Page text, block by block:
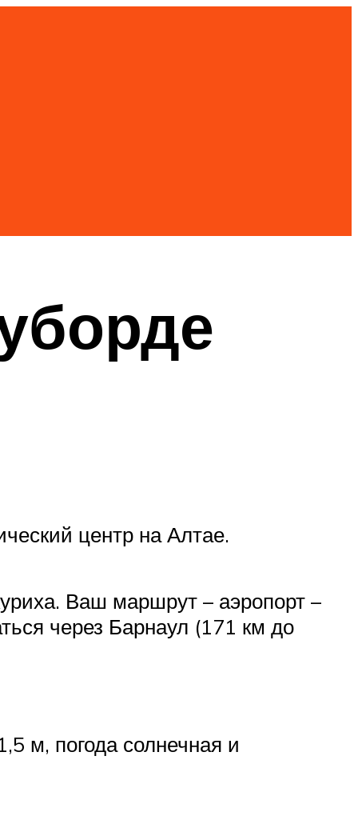
центр на Алтае.
Ваш маршрут – аэропорт –
через Барнаул (171 км до
м, погода солнечная и